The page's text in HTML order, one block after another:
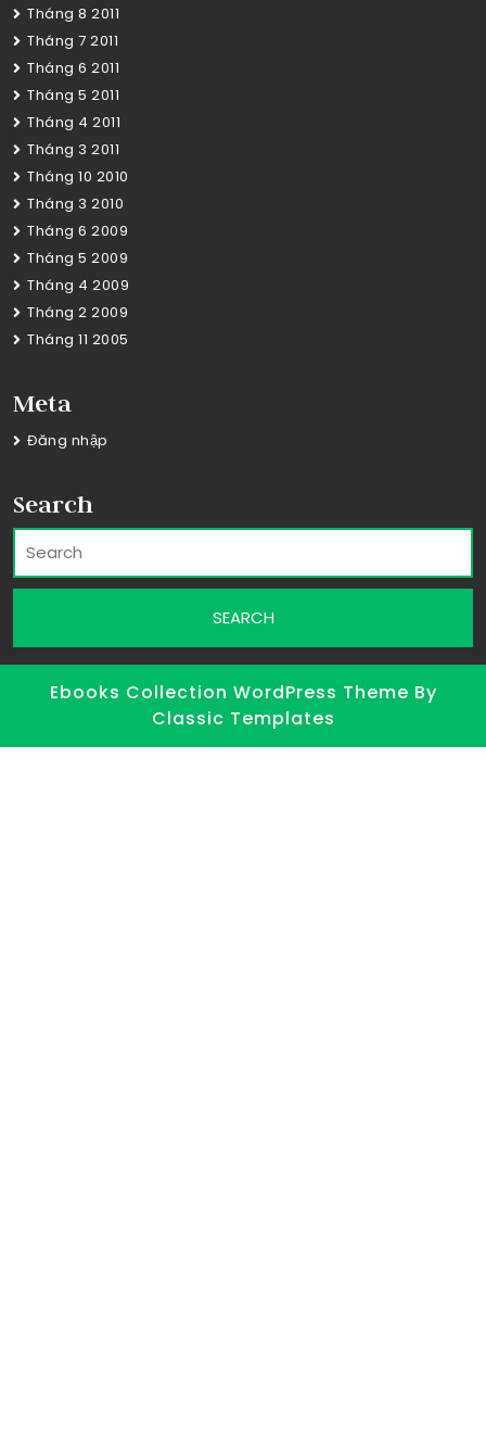
Tháng 8 2011
Tháng 7 2011
Tháng 6 2011
Tháng 5 2011
Tháng 4 2011
Tháng 3 2011
Tháng 10 2010
Tháng 3 2010
Tháng 6 2009
Tháng 5 2009
Tháng 4 2009
Tháng 2 2009
Tháng 11 2005
Meta
Đăng nhập
Search
Ebooks Collection WordPress Theme By
Classic Templates